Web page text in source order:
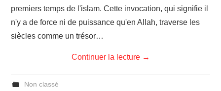
premiers temps de l'islam. Cette invocation, qui signifie il
n'y a de force ni de puissance qu'en Allah, traverse les
siècles comme un trésor…
Continuer la lecture →
Non classé